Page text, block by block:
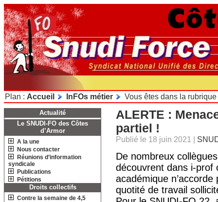
Plan : Accueil InFOs métier Vous êtes dans la
Actualité
Le SNUDI-FO des Côtes
d’Armor
A la une
Nous contacter
Réunions d’information
syndicale
Publications
Pétitions
Droits collectifs
Contre la semaine de 4,5
ALERTE :
partiel !
Publié le 18 juin 2021
De nombreux
découvrent dans i-prof
académique
quotité de travail